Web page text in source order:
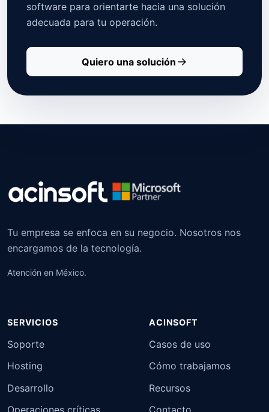
software para orientarte hacia una solución
adecuada para tu operación.
Quiero una solución
Tu empresa se enfoca en su negocio. Nosotros nos
encargamos de la tecnología.
Atención en México.
SERVICIOS
Soporte
Hosting
Desarrollo
ACINSOFT
Casos de uso
Cómo trabajamos
Recursos